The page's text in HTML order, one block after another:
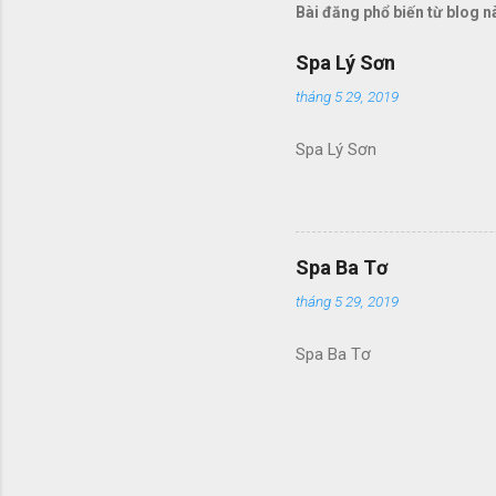
Bài đăng phổ biến từ blog
Spa Lý Sơn
tháng 5 29, 2019
Spa Lý Sơn
Spa Ba Tơ
tháng 5 29, 2019
Spa Ba Tơ